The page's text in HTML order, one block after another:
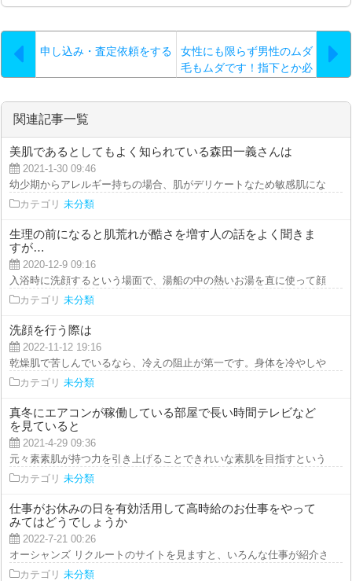
申し込み・査定依頼をする
女性にも限らず男性のムダ
毛もムダです！指下とか必
関連記事一覧
美肌であるとしてもよく知られている森田一義さんは
2021-1-30 09:46
幼少期からアレルギー持ちの場合、肌がデリケートなため敏感肌になるこ
カテゴリ 未分類
生理の前になると肌荒れが酷さを増す人の話をよく聞きま
すが…
2020-12-9 09:16
入浴時に洗顔するという場面で、湯船の中の熱いお湯を直に使って顔を洗
カテゴリ 未分類
洗顔を行う際は
2022-11-12 19:16
乾燥肌で苦しんでいるなら、冷えの阻止が第一です。身体を冷やしやすい
カテゴリ 未分類
真冬にエアコンが稼働している部屋で長い時間テレビなど
を見ていると
2021-4-29 09:36
元々素素肌が持つ力を引き上げることできれいな素肌を目指すというなら
カテゴリ 未分類
仕事がお休みの日を有効活用して高時給のお仕事をやって
みてはどうでしょうか
2022-7-21 00:26
オーシャンズ リクルートのサイトを見ますと、いろんな仕事が紹介され
カテゴリ 未分類